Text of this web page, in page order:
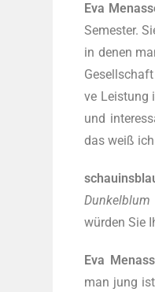
Eva
Semes­ter.
in denen
ve Leis­tung
und
das weiß
Dun­kel­blum
würden Sie
Eva
man jung